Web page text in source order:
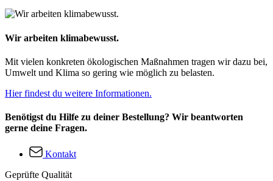
Wir arbeiten klimabewusst.
Mit vielen konkreten ökologischen Maßnahmen tragen wir dazu bei,
Umwelt und Klima so gering wie möglich zu belasten.
Hier findest du weitere Informationen.
Benötigst du Hilfe zu deiner Bestellung? Wir beantworten
gerne deine Fragen.
Kontakt
Geprüfte Qualität